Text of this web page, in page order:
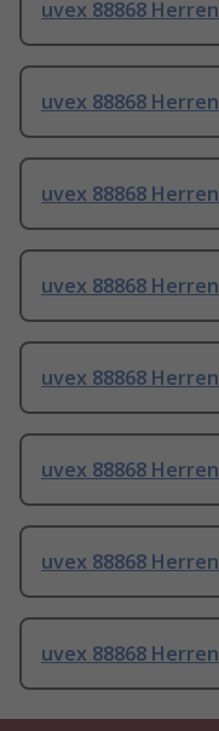
uvex 88868
uvex 88868
uvex 88868
uvex 88868
uvex 88868
uvex 88868
uvex 88868
uvex 88868